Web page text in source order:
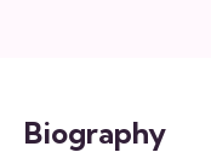
Biography